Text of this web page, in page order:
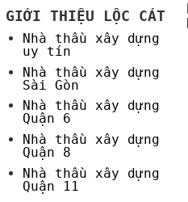
GIỚI THIỆU LỘC CÁT
Nhà thầu xây dựng
uy tín
Nhà thầu xây dựng
Sài Gòn
Nhà thầu xây dựng
Quận 6
Nhà thầu xây dựng
Quận 8
Nhà thầu xây dựng
Quận 11